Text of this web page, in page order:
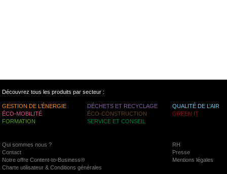
Découvrez tous les produits par secteur :
GESTION DE L’ÉNERGIE DÉCHETS ET RECYCLAGE
QUALITÉ DE L’AIR
ÉCO-MOBILITÉ
ÉCO-CONSTRUCTION
GREEN IT
FORMATION
SERVICE ET CONSEIL
Qui sommes nous ?
RH
Contact
Presse
Notre offre Content-to-Business®
Mentions légales
Charte utilisateur & Conditions générales